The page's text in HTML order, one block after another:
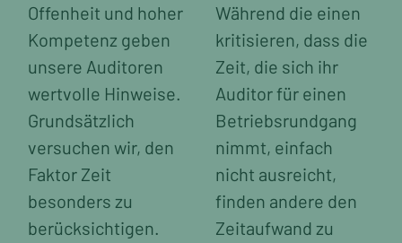
Unternehmen
Karriere
Kontakt
Offenheit und hoher
Kompetenz geben
unsere Auditoren
wertvolle Hinweise.
Grundsätzlich
versuchen wir, den
Faktor Zeit
besonders zu
berücksichtigen.
Während die einen
kritisieren, dass die
Zeit, die sich ihr
Auditor für einen
Betriebsrundgang
nimmt, einfach
nicht ausreicht,
finden andere den
Zeitaufwand zu